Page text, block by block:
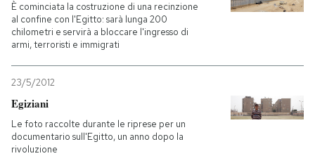
È cominciata la costruzione di una recinzione
al confine con l'Egitto: sarà lunga 200
chilometri e servirà a bloccare l'ingresso di
armi, terroristi e immigrati
23/5/2012
Egiziani
Le foto raccolte durante le riprese per un
documentario sull'Egitto, un anno dopo la
rivoluzione